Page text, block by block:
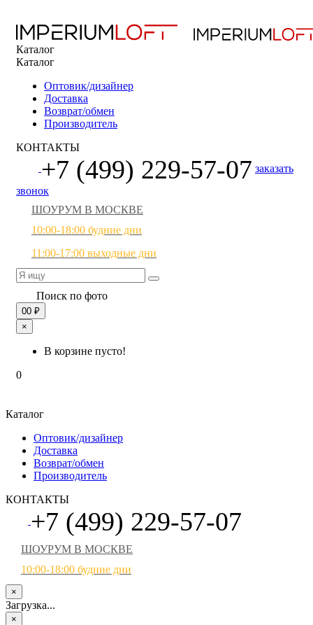
Каталог
Каталог
Оптовик/дизайнер
Доставка
Возврат/обмен
Производитель
КОНТАКТЫ
+7 (499) 229-57-07 заказать
звонок
ШОУРУМ В МОСКВЕ
10:00-18:00 будние дни
11:00-17:00 выходные дни
Поиск по фото
00 ₽
×
В корзине пусто!
0
Каталог
Оптовик/дизайнер
Доставка
Возврат/обмен
Производитель
КОНТАКТЫ
+7 (499) 229-57-07
ШОУРУМ В МОСКВЕ
10:00-18:00 будние дни
×
Загрузка...
×